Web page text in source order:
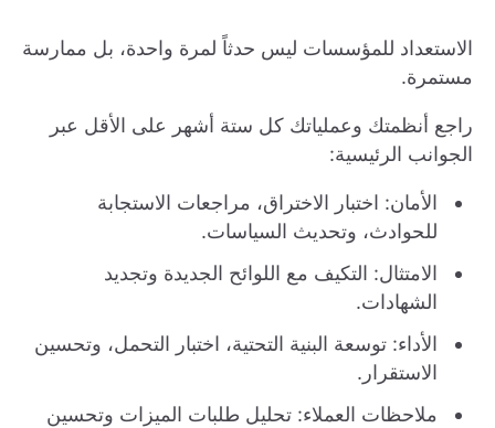
الاستعداد للمؤسسات ليس حدثاً لمرة واحدة، بل ممارسة
مستمرة.
راجع أنظمتك وعملياتك كل ستة أشهر على الأقل عبر
الجوانب الرئيسية:
الأمان: اختبار الاختراق، مراجعات الاستجابة
للحوادث، وتحديث السياسات.
الامتثال: التكيف مع اللوائح الجديدة وتجديد
الشهادات.
الأداء: توسعة البنية التحتية، اختبار التحمل، وتحسين
الاستقرار.
ملاحظات العملاء: تحليل طلبات الميزات وتحسين